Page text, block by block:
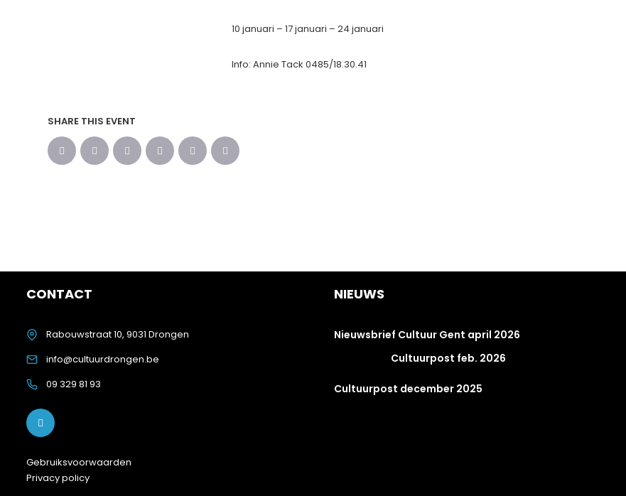
10 januari – 17 januari – 24 januari
Info: Annie Tack 0485/18.30.41
SHARE THIS EVENT
CONTACT
Rabouwstraat 10, 9031 Drongen
info@cultuurdrongen.be
09 329 81 93
Gebruiksvoorwaarden
Privacy policy
NIEUWS
Nieuwsbrief Cultuur Gent april 2026
Cultuurpost feb. 2026
Cultuurpost december 2025